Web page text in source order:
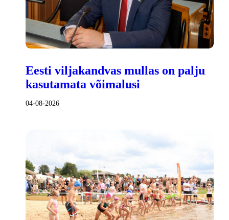
Eesti viljakandvas mullas on palju
kasutamata võimalusi
04-08-2026